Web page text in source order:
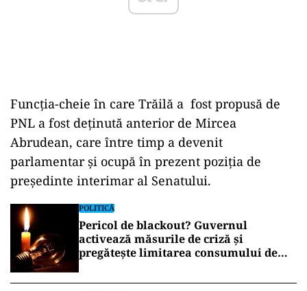
Funcția-cheie în care Trăilă a fost propusă de
PNL a fost deținută anterior de Mircea
Abrudean, care între timp a devenit
parlamentar și ocupă în prezent poziția de
președinte interimar al Senatului.
POLITICĂ
Pericol de blackout? Guvernul
activează măsurile de criză și
pregătește limitarea consumului de